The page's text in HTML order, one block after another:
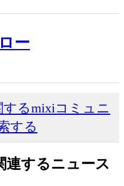
ー
するmixiコミュニ
する
連するニュース